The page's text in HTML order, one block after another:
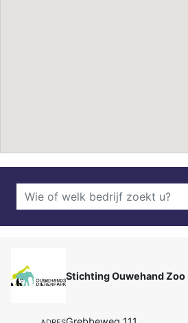
Stichting Ouwehand Zoo